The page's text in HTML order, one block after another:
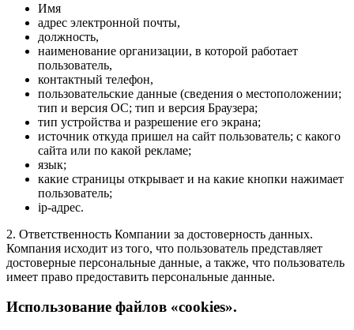
Имя
адрес электронной почты,
должность,
наименование организации, в которой работает
пользователь,
контактный телефон,
пользовательские данные (сведения о местоположении;
тип и версия ОС; тип и версия Браузера;
тип устройства и разрешение его экрана;
источник откуда пришел на сайт пользователь; с какого
сайта или по какой рекламе;
язык;
какие страницы открывает и на какие кнопки нажимает
пользователь;
ip-адрес.
2. Ответственность Компании за достоверность данных.
Компания исходит из того, что пользователь представляет
достоверные персональные данные, а также, что пользователь
имеет право предоставить персональные данные.
Использование файлов «cookies».